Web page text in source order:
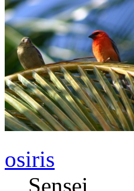
osiris
Sensei